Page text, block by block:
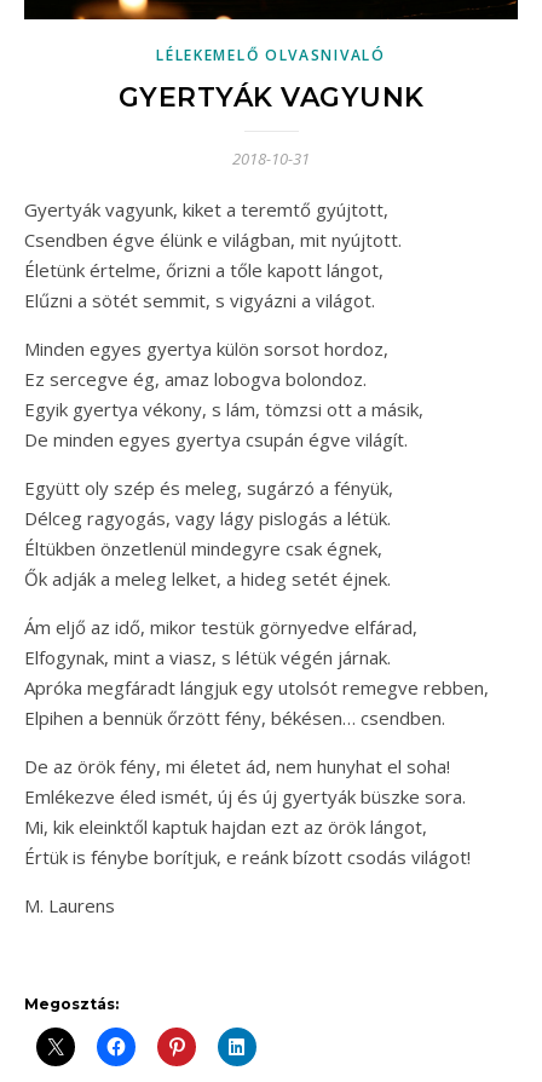
LÉLEKEMELŐ OLVASNIVALÓ
GYERTYÁK VAGYUNK
2018-10-31
Gyertyák vagyunk, kiket a teremtő gyújtott,
Csendben égve élünk e világban, mit nyújtott.
Életünk értelme, őrizni a tőle kapott lángot,
Elűzni a sötét semmit, s vigyázni a világot.
Minden egyes gyertya külön sorsot hordoz,
Ez sercegve ég, amaz lobogva bolondoz.
Egyik gyertya vékony, s lám, tömzsi ott a másik,
De minden egyes gyertya csupán égve világít.
Együtt oly szép és meleg, sugárzó a fényük,
Délceg ragyogás, vagy lágy pislogás a létük.
Éltükben önzetlenül mindegyre csak égnek,
Ők adják a meleg lelket, a hideg setét éjnek.
Ám eljő az idő, mikor testük görnyedve elfárad,
Elfogynak, mint a viasz, s létük végén járnak.
Apróka megfáradt lángjuk egy utolsót remegve rebben,
Elpihen a bennük őrzött fény, békésen… csendben.
De az örök fény, mi életet ád, nem hunyhat el soha!
Emlékezve éled ismét, új és új gyertyák büszke sora.
Mi, kik eleinktől kaptuk hajdan ezt az örök lángot,
Értük is fénybe borítjuk, e reánk bízott csodás világot!
M. Laurens
Megosztás: